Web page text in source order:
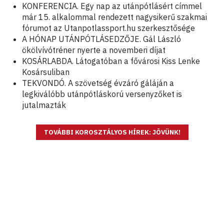
KONFERENCIA. Egy nap az utánpótlásért címmel
már 15. alkalommal rendezett nagysikerű szakmai
fórumot az Utanpotlassport.hu szerkesztősége
A HÓNAP UTÁNPÓTLÁSEDZŐJE. Gál László
ökölvívótréner nyerte a novemberi díjat
KOSÁRLABDA. Látogatóban a fővárosi Kiss Lenke
Kosársuliban
TEKVONDÓ. A szövetség évzáró gáláján a
legkiválóbb utánpótláskorú versenyzőket is
jutalmazták
TOVÁBBI KOROSZTÁLYOS HÍREK: JÖVÜNK!